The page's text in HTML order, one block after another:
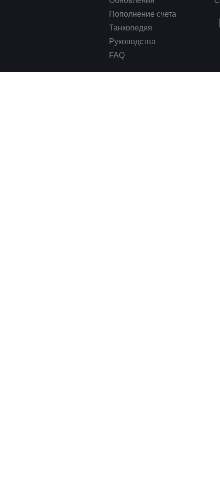
Пополнение счета
Танкопедия
Руководства
FAQ